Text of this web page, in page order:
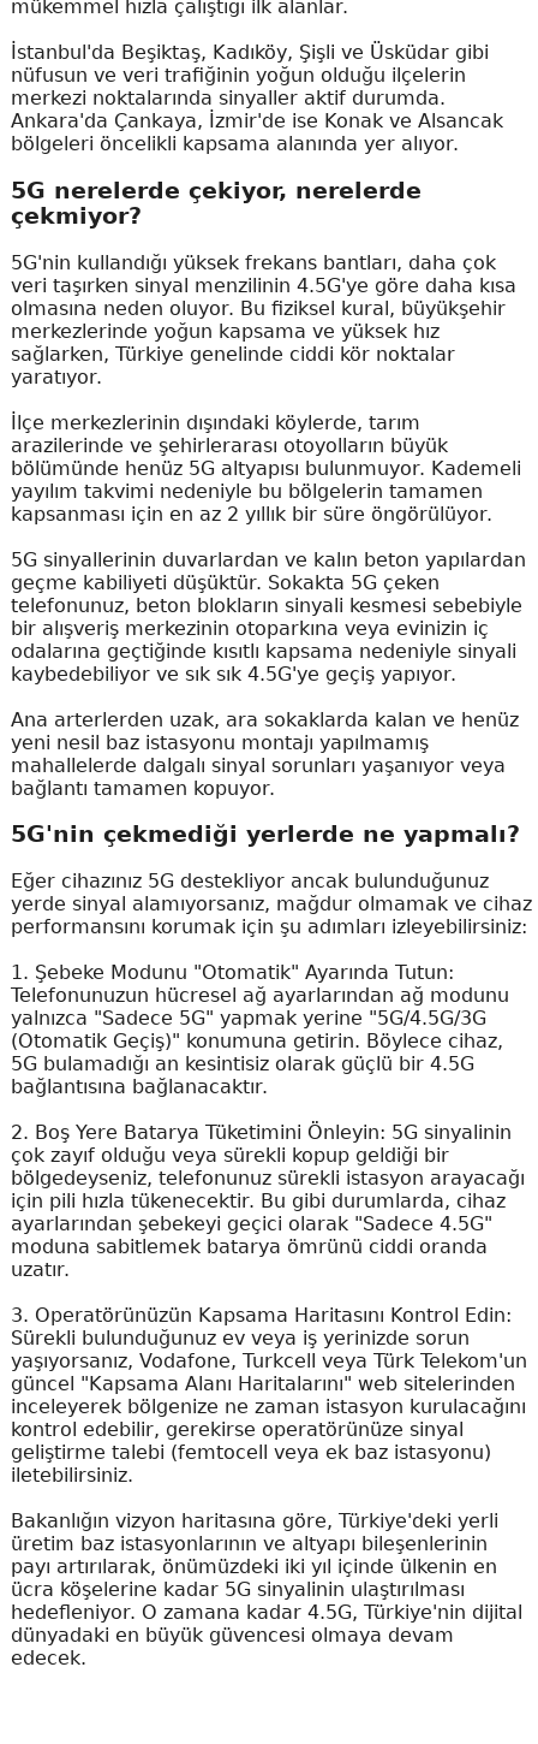
mükemmel hızla çalıştığı ilk alanlar.
İstanbul'da Beşiktaş, Kadıköy, Şişli ve Üsküdar gibi
nüfusun ve veri trafiğinin yoğun olduğu ilçelerin
merkezi noktalarında sinyaller aktif durumda.
Ankara'da Çankaya, İzmir'de ise Konak ve Alsancak
bölgeleri öncelikli kapsama alanında yer alıyor.
5G nerelerde çekiyor, nerelerde
çekmiyor?
5G'nin kullandığı yüksek frekans bantları, daha çok
veri taşırken sinyal menzilinin 4.5G'ye göre daha kısa
olmasına neden oluyor. Bu fiziksel kural, büyükşehir
merkezlerinde yoğun kapsama ve yüksek hız
sağlarken, Türkiye genelinde ciddi kör noktalar
yaratıyor.
İlçe merkezlerinin dışındaki köylerde, tarım
arazilerinde ve şehirlerarası otoyolların büyük
bölümünde henüz 5G altyapısı bulunmuyor. Kademeli
yayılım takvimi nedeniyle bu bölgelerin tamamen
kapsanması için en az 2 yıllık bir süre öngörülüyor.
5G sinyallerinin duvarlardan ve kalın beton yapılardan
geçme kabiliyeti düşüktür. Sokakta 5G çeken
telefonunuz, beton blokların sinyali kesmesi sebebiyle
bir alışveriş merkezinin otoparkına veya evinizin iç
odalarına geçtiğinde kısıtlı kapsama nedeniyle sinyali
kaybedebiliyor ve sık sık 4.5G'ye geçiş yapıyor.
Ana arterlerden uzak, ara sokaklarda kalan ve henüz
yeni nesil baz istasyonu montajı yapılmamış
mahallelerde dalgalı sinyal sorunları yaşanıyor veya
bağlantı tamamen kopuyor.
5G'nin çekmediği yerlerde ne yapmalı?
Eğer cihazınız 5G destekliyor ancak bulunduğunuz
yerde sinyal alamıyorsanız, mağdur olmamak ve cihaz
performansını korumak için şu adımları izleyebilirsiniz:
1. Şebeke Modunu "Otomatik" Ayarında Tutun:
Telefonunuzun hücresel ağ ayarlarından ağ modunu
yalnızca "Sadece 5G" yapmak yerine "5G/4.5G/3G
(Otomatik Geçiş)" konumuna getirin. Böylece cihaz,
5G bulamadığı an kesintisiz olarak güçlü bir 4.5G
bağlantısına bağlanacaktır.
2. Boş Yere Batarya Tüketimini Önleyin: 5G sinyalinin
çok zayıf olduğu veya sürekli kopup geldiği bir
bölgedeyseniz, telefonunuz sürekli istasyon arayacağı
için pili hızla tükenecektir. Bu gibi durumlarda, cihaz
ayarlarından şebekeyi geçici olarak "Sadece 4.5G"
moduna sabitlemek batarya ömrünü ciddi oranda
uzatır.
3. Operatörünüzün Kapsama Haritasını Kontrol Edin:
Sürekli bulunduğunuz ev veya iş yerinizde sorun
yaşıyorsanız, Vodafone, Turkcell veya Türk Telekom'un
güncel "Kapsama Alanı Haritalarını" web sitelerinden
inceleyerek bölgenize ne zaman istasyon kurulacağını
kontrol edebilir, gerekirse operatörünüze sinyal
geliştirme talebi (femtocell veya ek baz istasyonu)
iletebilirsiniz.
Bakanlığın vizyon haritasına göre, Türkiye'deki yerli
üretim baz istasyonlarının ve altyapı bileşenlerinin
payı artırılarak, önümüzdeki iki yıl içinde ülkenin en
ücra köşelerine kadar 5G sinyalinin ulaştırılması
hedefleniyor. O zamana kadar 4.5G, Türkiye'nin dijital
dünyadaki en büyük güvencesi olmaya devam
edecek.